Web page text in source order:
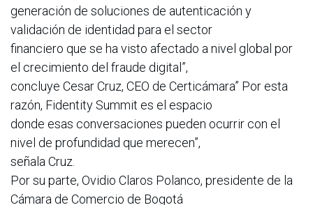
generación de soluciones de autenticación y
validación de identidad para el sector
financiero que se ha visto afectado a nivel global por
el crecimiento del fraude digital”,
concluye Cesar Cruz, CEO de Certicámara” Por esta
razón, Fidentity Summit es el espacio
donde esas conversaciones pueden ocurrir con el
nivel de profundidad que merecen”,
señala Cruz.
Por su parte, Ovidio Claros Polanco, presidente de la
Cámara de Comercio de Bogotá